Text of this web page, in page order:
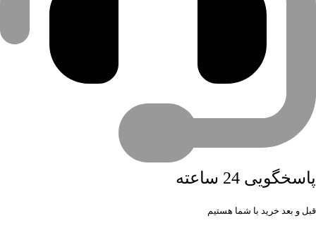
پاسخگویی 24 ساعته
قبل و بعد خرید با شما هستیم